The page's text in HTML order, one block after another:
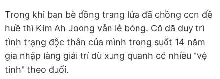
Trong khi bạn bè đồng trang lứa đã chồng con đề
huề thì Kim Ah Joong vẫn lẻ bóng. Cô đã duy trì
tình trạng độc thân của mình trong suốt 14 năm
gia nhập làng giải trí dù xung quanh có nhiều "vệ
tinh" theo đuổi.